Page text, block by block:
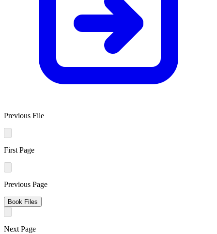
Previous File
First Page
Previous Page
Book Files
Next Page